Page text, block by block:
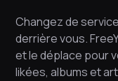
Changez de
derrière vous.
et le déplace pour
likées, albums et